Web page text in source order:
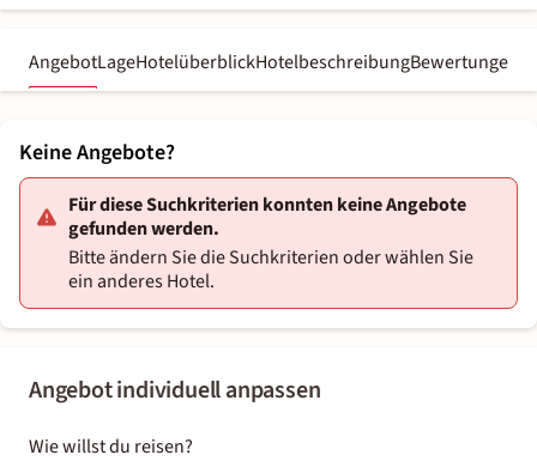
AngebotLageHotelüberblickHotelbeschreibungBewertungen
Angebot individuell anpassen
Wie willst du reisen?
Keine Angebote?
Für diese Suchkriterien konnten keine Angebote
gefunden werden.
Bitte ändern Sie die Suchkriterien oder wählen Sie
ein anderes Hotel.